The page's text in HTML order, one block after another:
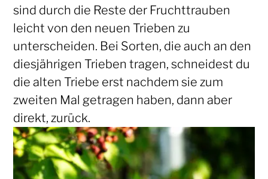
sind durch die Reste der Fruchttrauben
leicht von den neuen Trieben zu
unterscheiden. Bei Sorten, die auch an den
diesjährigen Trieben tragen, schneidest du
die alten Triebe erst nachdem sie zum
zweiten Mal getragen haben, dann aber
direkt, zurück.